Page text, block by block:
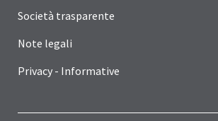
Società trasparente
Note legali
Privacy - Informative